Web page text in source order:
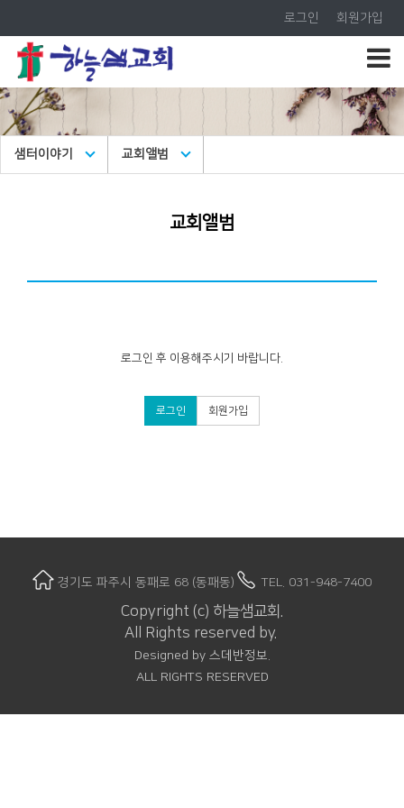
로그인 회원가입
샘터이야기 교회앨범
교회앨범
로그인 후 이용해주시기 바랍니다.
로그인 회원가입
경기도 파주시 동패로 68 (동패동) TEL. 031-948-7400
Copyright (c) 하늘샘교회.
All Rights reserved by.
Designed by 스데반정보
ALL RIGHTS RESERVED